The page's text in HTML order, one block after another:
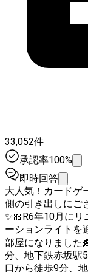
33,052件
承認率100%
即時回答
大人気！カードゲ
側の引き出しにご
✨🎀R6年10月に
ーションライトを
部屋になりました👸💖 ★西鉄福岡(天神)駅南口
分、地下鉄赤坂
口から徒歩9分、